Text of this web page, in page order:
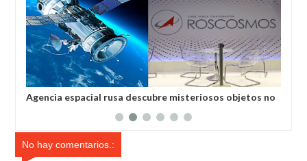
Agencia espacial rusa descubre misteriosos objetos no
No hay comentarios.: